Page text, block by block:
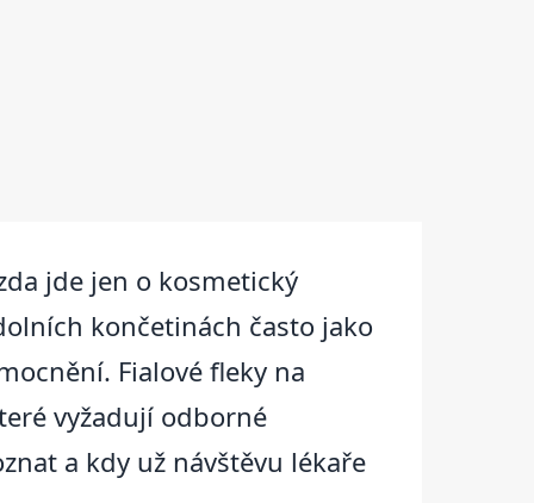
jde jen o kosmetický
končetinách často jako
Fialové fleky na
vyžadují odborné
a kdy už návštěvu lékaře